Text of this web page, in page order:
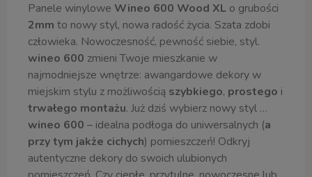
Panele winylowe Wineo 600 Wood XL o grubości
2mm to nowy styl, nowa radość życia. Szata zdobi
człowieka. Nowoczesność, pewność siebie, styl.
wineo 600 zmieni Twoje mieszkanie w
najmodniejsze wnętrze: awangardowe dekory w
miejskim stylu z możliwością szybkiego, prostego i
trwałego montażu. Już dziś wybierz nowy styl …
wineo 600 – idealna podłoga do uniwersalnych (a
przy tym jakże cichych) pomieszczeń! Odkryj
autentyczne dekory do swoich ulubionych